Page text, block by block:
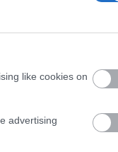
like cookies on
advertising
bátran
ban szóló
A
azonban
című